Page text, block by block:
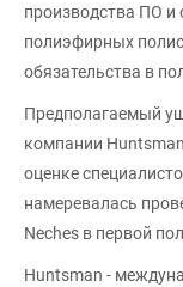
производства ПО и
полиэфирных
обязательства в
Предполагаемый
компании
оценке
намеревалась
Neches в первой
Huntsman -